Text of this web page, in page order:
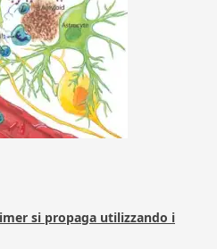
si propaga utilizzando i